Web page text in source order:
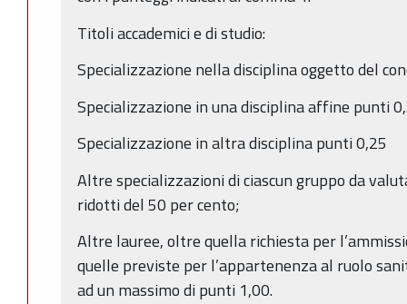
Titoli accademici e di studio:
Specializzazione nella disciplina oggetto del
Specializzazione in una disciplina affine punti
Specializzazione in altra disciplina punti 0,25
Altre specializzazioni di ciascun gruppo da
ridotti del 50 per cento;
Altre lauree, oltre quella richiesta per
quelle previste per l’appartenenza al ruolo
ad un massimo di punti 1,00.